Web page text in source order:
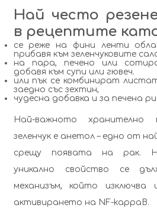
Най често
в рецептите
се реже на фини ленти
прибавя към зеленчуковите
на пара, печено или
добавя към супи или гювеч.
или пък се комбинират
заедно със зехтин,
чудесна добавка и за печена
Най-важното
зеленчук е анетол – едно от
срещу появата на рак.
уникално свойство се
механизъм, който изключва
активирането на NF-kappaB.